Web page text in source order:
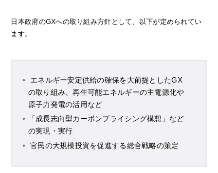
日本政府のGXへの取り組み方針として、以下が定められてい
ます。
エネルギー安定供給の確保を大前提としたGX
の取り組み、再生可能エネルギーの主電源化や
原子力発電の活用など
「成長志向型カーボンプライシング構想」など
の実現・実行
官民の大規模投資を促進する総合戦略の策定